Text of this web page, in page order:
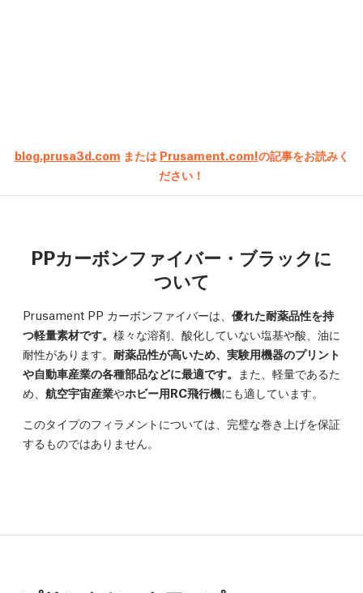
blog.prusa3d.com または Prusament.com!の記事をお読みく
ださい！
PPカーボンファイバー・ブラックに
ついて
Prusament PP カーボンファイバーは、 優れた耐薬品性を持
つ軽量素材です。 様々な溶剤、酸化していない塩基や酸、油に
耐性があります。 耐薬品性が高いため、実験用機器のプリント
や自動車産業の各種部品などに最適です。 また、軽量であるた
め、 航空宇宙産業やホビー用RC飛行機にも適しています。
このタイプのフィラメントについては、完璧な巻き上げを保証
するものではありません。